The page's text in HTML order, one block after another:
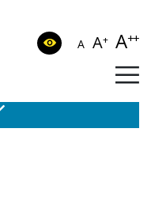
A A+ A++